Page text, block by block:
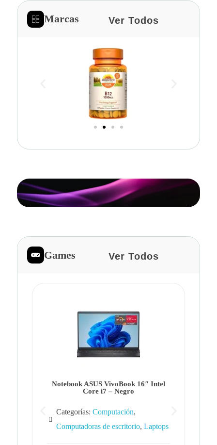
Marcas Ver Todos
Games Ver Todos
Notebook ASUS VivoBook 16″ Intel
Core i7 – Negro
Categorías: Computación,
Computadoras de escritorio, Laptops